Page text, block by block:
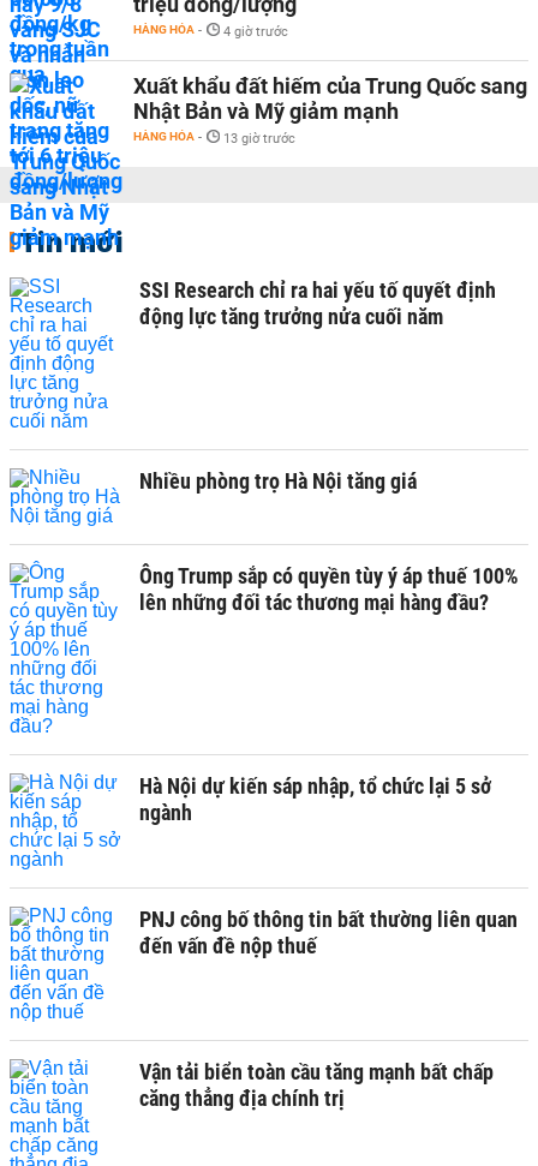
HÀNG HÓA - 4 giờ trước
Xuất khẩu đất hiếm của Trung Quốc sang
Nhật Bản và Mỹ giảm mạnh
HÀNG HÓA - 13 giờ trước
Tin mới
SSI Research chỉ ra hai yếu tố quyết định
động lực tăng trưởng nửa cuối năm
Nhiều phòng trọ Hà Nội tăng giá
Ông Trump sắp có quyền tùy ý áp thuế 100%
lên những đối tác thương mại hàng đầu?
Hà Nội dự kiến sáp nhập, tổ chức lại 5 sở
ngành
PNJ công bố thông tin bất thường liên quan
đến vấn đề nộp thuế
Vận tải biển toàn cầu tăng mạnh bất chấp
căng thẳng địa chính trị